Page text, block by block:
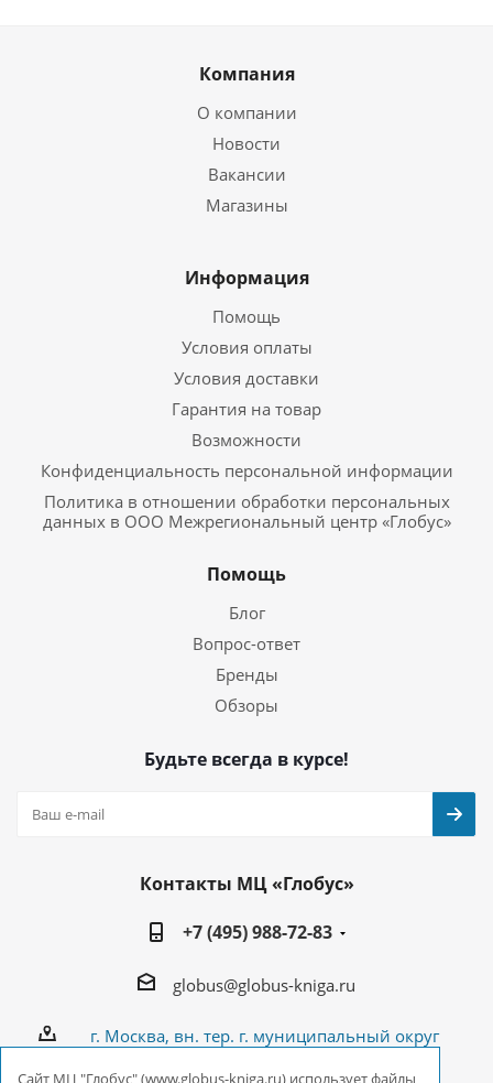
Компания
О компании
Новости
Вакансии
Магазины
Информация
Помощь
Условия оплаты
Условия доставки
Гарантия на товар
Возможности
Конфиденциальность персональной информации
Политика в отношении обработки персональных
данных в ООО Межрегиональный центр «Глобус»
Помощь
Блог
Вопрос-ответ
Бренды
Обзоры
Будьте всегда в курсе!
Контакты МЦ «Глобус»
+7 (495) 988-72-83
globus@globus-kniga.ru
г. Москва, вн. тер. г. муниципальный округ
Cайт МЦ "Глобус" (www.globus-kniga.ru) использует файлы